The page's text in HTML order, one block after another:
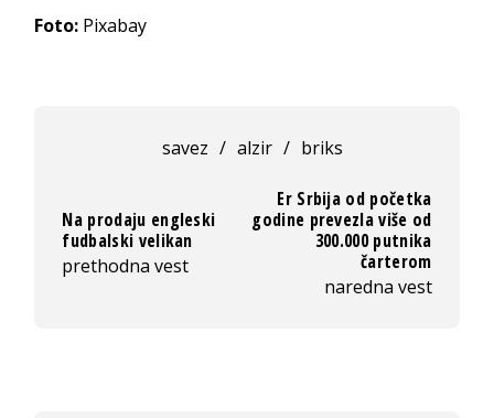
Foto: Pixabay
savez / alzir / briks
Na prodaju engleski
fudbalski velikan
prethodna vest
Er Srbija od početka
godine prevezla više od
300.000 putnika
čarterom
naredna vest